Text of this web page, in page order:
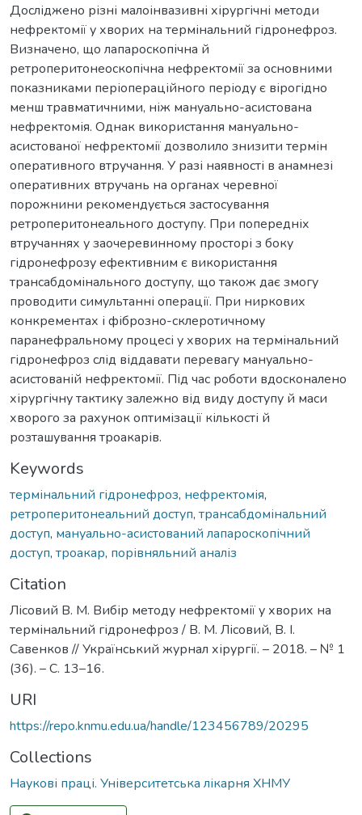
Досліджено різні малоінвазивні хірургічні методи
нефректомії у хворих на термінальний гідронефроз.
Визначено, що лапароскопічна й
ретроперитонеоскопічна нефректомії за основними
показниками періопераційного періоду є вірогідно
менш травматичними, ніж мануально-асистована
нефректомія. Однак використання мануально-
асистованої нефректомії дозволило знизити термін
оперативного втручання. У разі наявності в анамнезі
оперативних втручань на органах черевної
порожнини рекомендується застосування
ретроперитонеального доступу. При попередніх
втручаннях у заочеревинному просторі з боку
гідронефрозу ефективним є використання
трансабдомінального доступу, що також дає змогу
проводити симультанні операції. При ниркових
конкрементах і фіброзно-склеротичному
паранефральному процесі у хворих на термінальний
гідронефроз слід віддавати перевагу мануально-
асистованій нефректомії. Під час роботи вдосконалено
хірургічну тактику залежно від виду доступу й маси
хворого за рахунок оптимізації кількості й
розташування троакарів.
Keywords
термінальний гідронефроз, нефректомія,
ретроперитонеальний доступ, трансабдомінальний
доступ, мануально-асистований лапароскопічний
доступ, троакар, порівняльний аналіз
Citation
Лісовий В. М. Вибір методу нефректомії у хворих на
термінальний гідронефроз / В. М. Лісовий, В. І.
Савенков // Український журнал хірургії. – 2018. – № 1
(36). – С. 13–16.
URI
https://repo.knmu.edu.ua/handle/123456789/20295
Collections
Наукові праці. Університетська лікарня ХНМУ